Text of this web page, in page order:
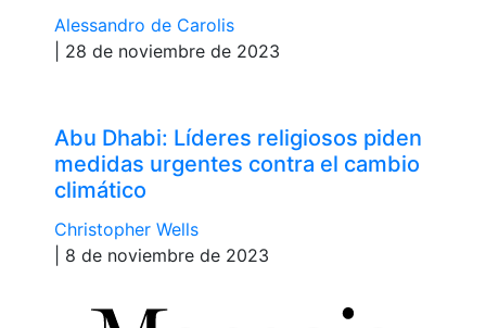
Alessandro de Carolis
| 28 de noviembre de 2023
Abu Dhabi: Líderes religiosos piden
medidas urgentes contra el cambio
climático
Christopher Wells
| 8 de noviembre de 2023